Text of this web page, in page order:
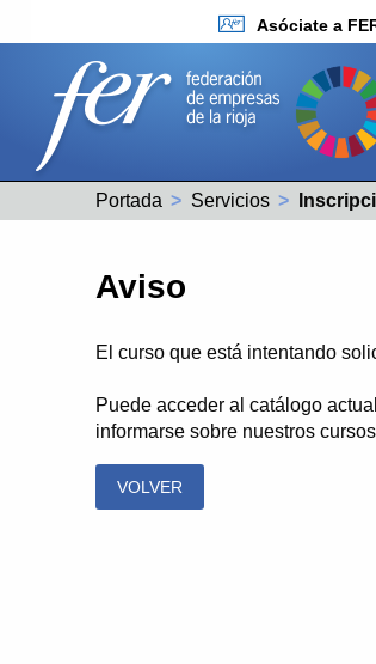
Asóciate a
Portada Servicios Actual:
Aviso
El curso que está intentando
Puede acceder al catálogo
informarse sobre nuestros
VOLVER